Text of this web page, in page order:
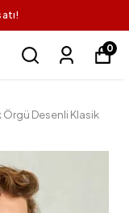
0
Örgü Desenli Klasik